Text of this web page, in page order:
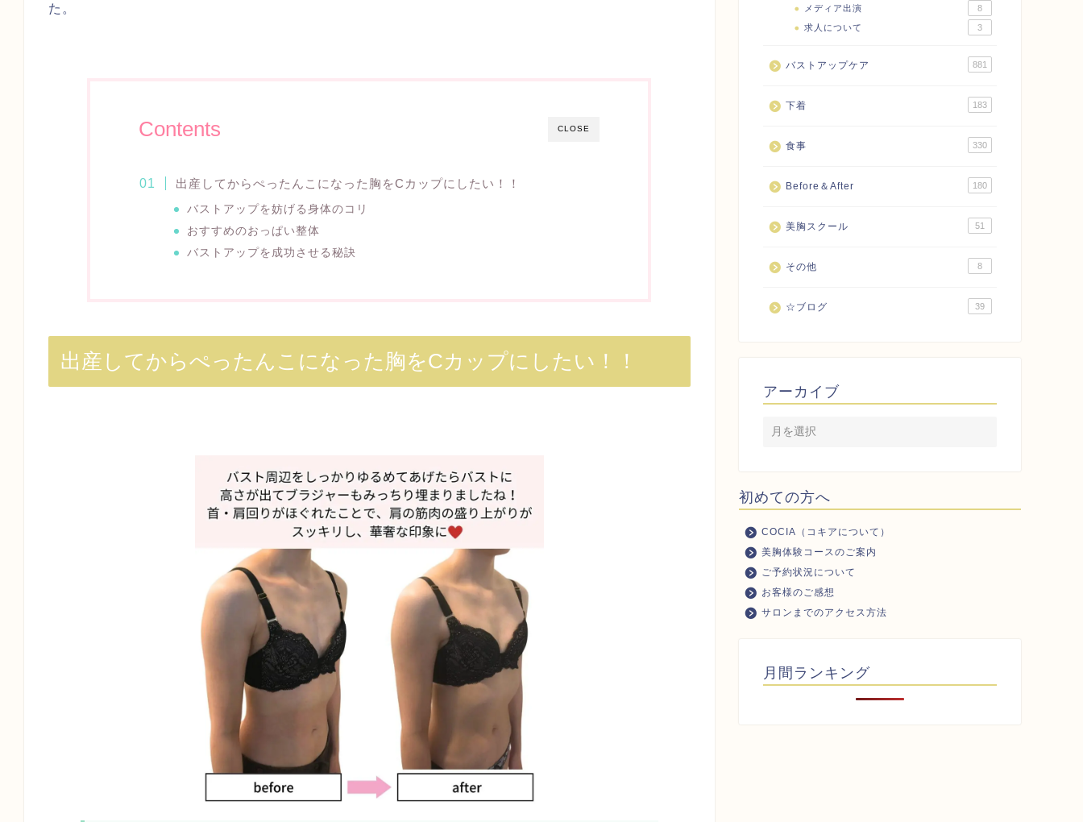
た。
CLOSE
Contents
出産してからぺったんこになった胸をCカップにしたい！！
バストアップを妨げる身体のコリ
おすすめのおっぱい整体
バストアップを成功させる秘訣
出産してからぺったんこになった胸をCカップにしたい！！
メディア出演
8
求人について
3
バストアップケア 881
下着 183
食事 330
Before＆After 180
美胸スクール 51
その他 8
☆ブログ 39
アーカイブ
初めての方へ
COCIA（コキアについて）
美胸体験コースのご案内
ご予約状況について
お客様のご感想
サロンまでのアクセス方法
月間ランキング